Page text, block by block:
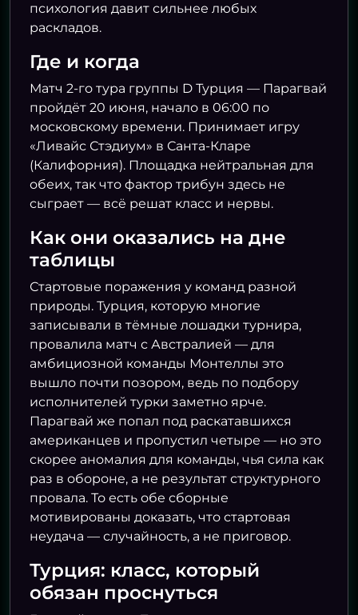
психология давит сильнее любых
раскладов.
Где и когда
Матч 2-го тура группы D Турция — Парагвай
пройдёт 20 июня, начало в 06:00 по
московскому времени. Принимает игру
«Ливайс Стэдиум» в Санта-Кларе
(Калифорния). Площадка нейтральная для
обеих, так что фактор трибун здесь не
сыграет — всё решат класс и нервы.
Как они оказались на дне
таблицы
Стартовые поражения у команд разной
природы. Турция, которую многие
записывали в тёмные лошадки турнира,
провалила матч с Австралией — для
амбициозной команды Монтеллы это
вышло почти позором, ведь по подбору
исполнителей турки заметно ярче.
Парагвай же попал под раскатавшихся
американцев и пропустил четыре — но это
скорее аномалия для команды, чья сила как
раз в обороне, а не результат структурного
провала. То есть обе сборные
мотивированы доказать, что стартовая
неудача — случайность, а не приговор.
Турция: класс, который
обязан проснуться